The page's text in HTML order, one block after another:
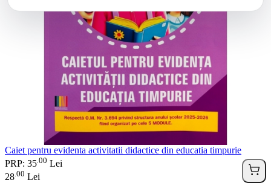
Caiet pentru evidenta activitatii didactice din educatia timpurie
PRP: 35 00 Lei
28 00 Lei